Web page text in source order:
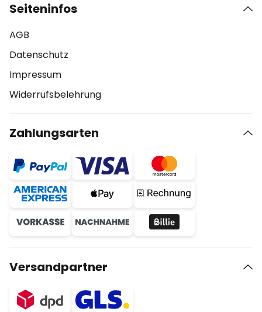
Seiteninfos
AGB
Datenschutz
Impressum
Widerrufsbelehrung
Zahlungsarten
Versandpartner